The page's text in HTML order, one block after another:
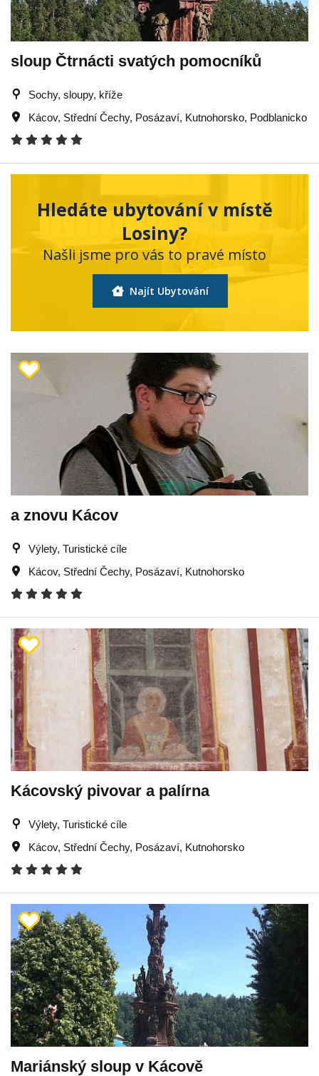
sloup Čtrnácti svatých pomocníků
Sochy, sloupy, kříže
Kácov, Střední Čechy, Posázaví, Kutnohorsko, Podblanicko
Hledáte ubytování v místě
Losiny?
Našli jsme pro vás to pravé místo
Najít Ubytování
a znovu Kácov
Výlety, Turistické cíle
Kácov, Střední Čechy, Posázaví, Kutnohorsko
Kácovský pivovar a palírna
Výlety, Turistické cíle
Kácov, Střední Čechy, Posázaví, Kutnohorsko
Mariánský sloup v Kácově